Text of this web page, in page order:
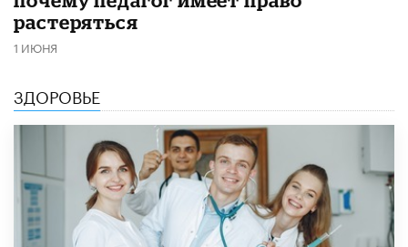
растеряться
1 ИЮНЯ
ЗДОРОВЬЕ